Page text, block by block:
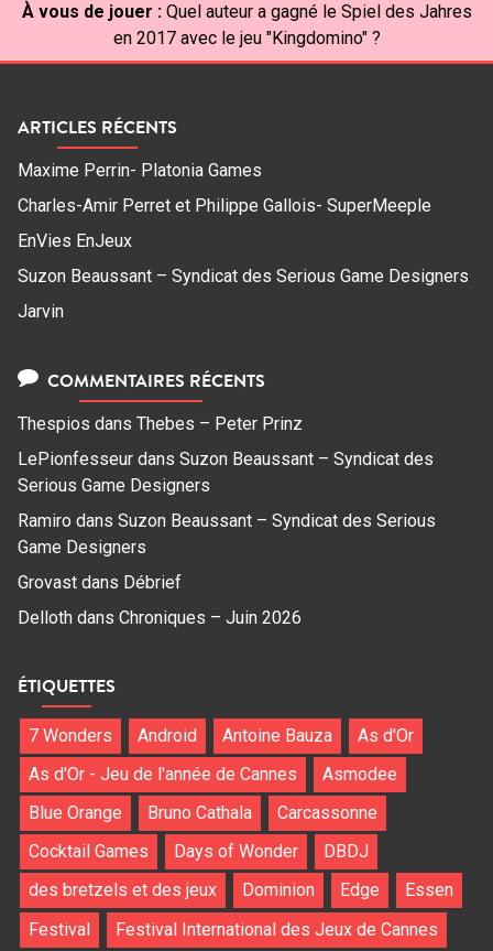
À vous de jouer : Quel auteur a gagné le Spiel des Jahres
en 2017 avec le jeu "Kingdomino" ?
ARTICLES RÉCENTS
Maxime Perrin- Platonia Games
Charles-Amir Perret et Philippe Gallois- SuperMeeple
EnVies EnJeux
Suzon Beaussant – Syndicat des Serious Game Designers
Jarvin
COMMENTAIRES RÉCENTS
Thespios dans Thebes – Peter Prinz
LePionfesseur dans Suzon Beaussant – Syndicat des
Serious Game Designers
Ramiro dans Suzon Beaussant – Syndicat des Serious
Game Designers
Grovast dans Débrief
Delloth dans Chroniques – Juin 2026
ÉTIQUETTES
7 Wonders Android Antoine Bauza
As d'Or
As d'Or - Jeu de l'année de Cannes
Asmodee
Blue Orange
Bruno Cathala
Carcassonne
Cocktail Games
Days of Wonder
DBDJ
des bretzels et des jeux
Dominion Edge
Essen
Festival
Festival International des Jeux de Cannes